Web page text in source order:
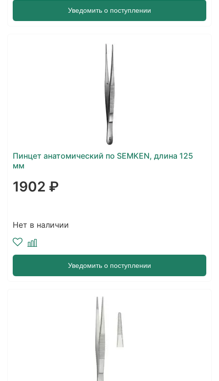
Уведомить о поступлении
Пинцет анатомический по SEMKEN, длина 125
мм
1902 ₽
Нет в наличии
Уведомить о поступлении